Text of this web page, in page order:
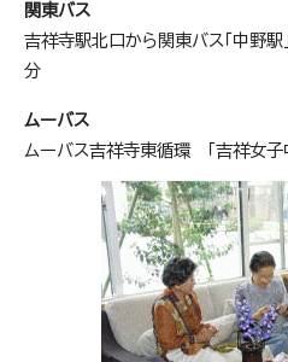
関東バス
吉祥寺駅北口から関東バス「中野
分
ムーバス
ムーバス吉祥寺東循環 「吉祥女子